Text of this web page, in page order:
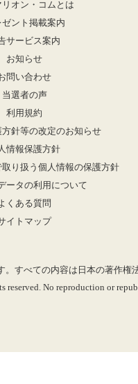
オン・コムとは
ゼント掲載案内
サービス案内
お知らせ
問い合わせ
当選者の声
利用規約
針等の改定のお知らせ
情報保護方針
り扱う個人情報の保護方針
ータの利用について
くある質問
イトマップ
すべての内容は日本の著作権
No reproduction or